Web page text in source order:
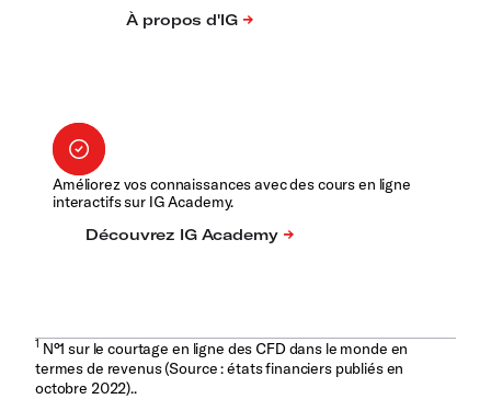
Améliorez vos connaissances avec des cours en ligne
interactifs sur IG Academy.
1N°1 sur le courtage en ligne des CFD dans le monde en
termes de revenus (Source : états financiers publiés en
octobre 2022)..